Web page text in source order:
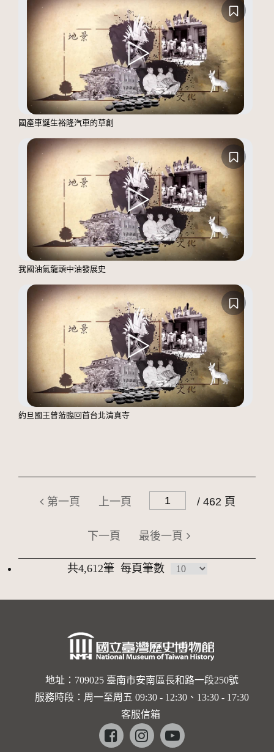
國產車誕生裕隆汽車的草創
我國油氣龍頭中油發展史
約旦國王曾蒞臨回首台北清真寺
第一頁 上一頁 / 462 頁
下一頁 最後一頁
共4,612筆 每頁筆數
地址：709025 臺南市安南區長和路一段250號
服務時段：周一至周五 09:30 - 12:30、13:30 - 17:30
客服信箱
Facebookinstagramyoutube